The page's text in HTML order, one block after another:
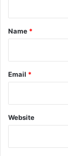
*
Name *
Email *
Website